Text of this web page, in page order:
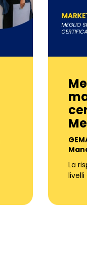
La
livelli